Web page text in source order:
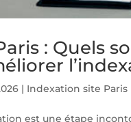
: Quels
| Indexation site Paris
est une étape